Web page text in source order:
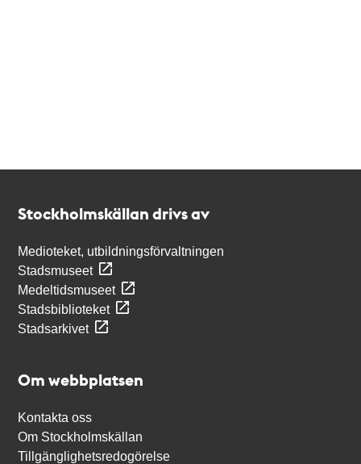
Stockholmskällan drivs av
Medioteket, utbildningsförvaltningen
Stadsmuseet
Medeltidsmuseet
Stadsbiblioteket
Stadsarkivet
Om webbplatsen
Kontakta oss
Om Stockholmskällan
Tillgänglighetsredogörelse